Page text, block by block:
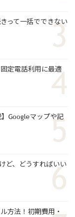
って一括でできない
定電話利用に最適
】Googleマップや記
ど、どうすればいい
方法！初期費用・